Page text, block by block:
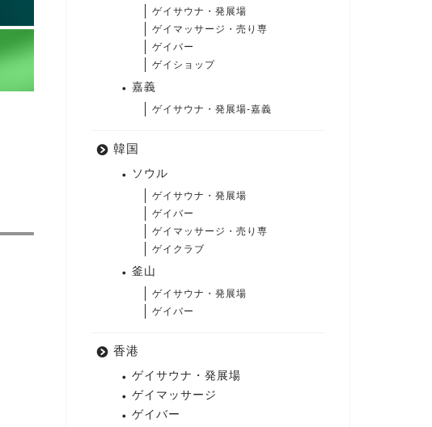
ゲイサウナ・発展場
ゲイマッサージ・売り専
ゲイバー
ゲイショップ
嘉義
ゲイサウナ・発展場-嘉義
韓国
ソウル
ゲイサウナ・発展場
ゲイバー
ゲイマッサージ・売り専
ゲイクラブ
釜山
ゲイサウナ・発展場
ゲイバー
香港
ゲイサウナ・発展場
ゲイマッサージ
ゲイバー